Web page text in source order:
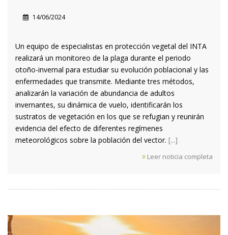
14/06/2024
Un equipo de especialistas en protección vegetal del INTA
realizará un monitoreo de la plaga durante el periodo
otoño-invernal para estudiar su evolución poblacional y las
enfermedades que transmite. Mediante tres métodos,
analizarán la variación de abundancia de adultos
invernantes, su dinámica de vuelo, identificarán los
sustratos de vegetación en los que se refugian y reunirán
evidencia del efecto de diferentes regímenes
meteorológicos sobre la población del vector. [...]
Leer noticia completa